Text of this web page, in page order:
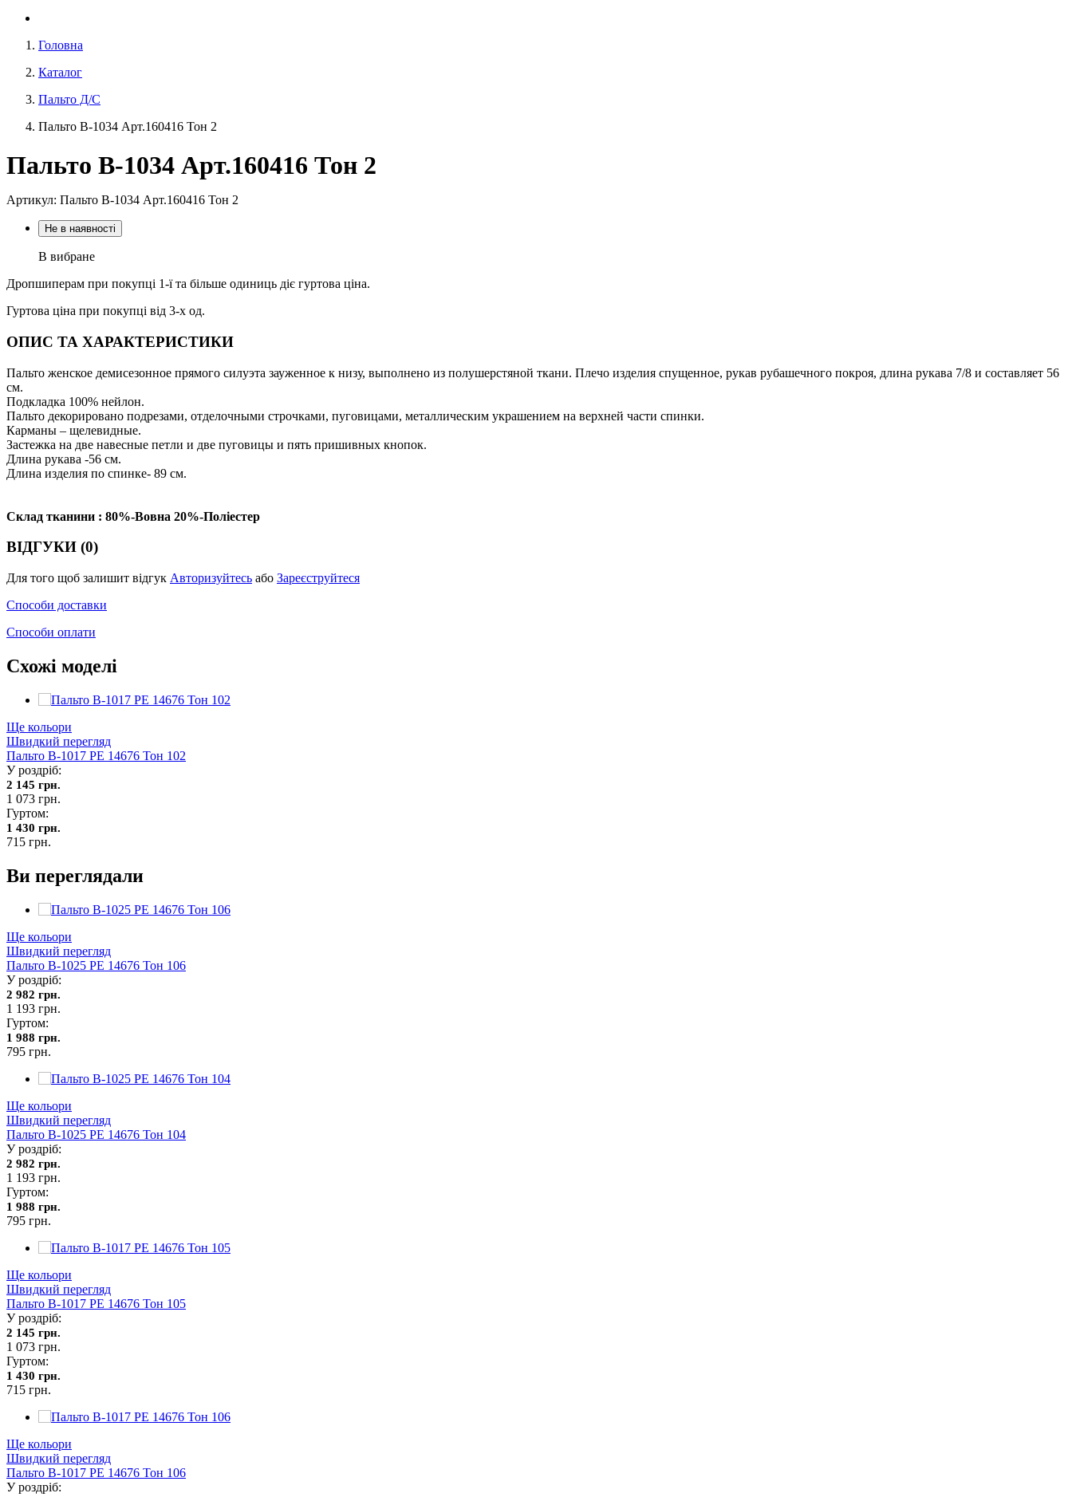
Головна
Каталог
Пальто Д/С
Пальто В-1034 Aрт.160416 Тон 2
Пальто В-1034 Aрт.160416 Тон 2
Артикул: Пальто В-1034 Aрт.160416 Тон 2
Не в наявності
В вибране
Дропшиперам при покупці 1-ї та більше одиниць діє гуртова ціна.
Гуртова ціна при покупці від 3-х од.
ОПИС ТА ХАРАКТЕРИСТИКИ
Пальто женское демисезонное прямого силуэта зауженное к низу, выполнено из полушерстяной ткани. Плечо изделия спущенное, рукав рубашечного покроя, длина рукава 7/8 и составляет 56
см.
Подкладка 100% нейлон.
Пальто декорировано подрезами, отделочными строчками, пуговицами, металлическим украшением на верхней части спинки.
Карманы – щелевидные.
Застежка на две навесные петли и две пуговицы и пять пришивных кнопок.
Длина рукава -56 см.
Длина изделия по спинке- 89 см.
Склад тканини : 80%-Вовна 20%-Поліестер
ВІДГУКИ (0)
Для того щоб залишит відгук Авторизуйтесь або Зареєструйтеся
Способи доставки
Способи оплати
Схожі моделі
Ще кольори
Швидкий перегляд
Пальто В-1017 PE 14676 Тон 102
У роздріб:
2 145 грн.
1 073 грн.
Гуртом:
1 430 грн.
715 грн.
Ви переглядали
Ще кольори
Швидкий перегляд
Пальто В-1025 PE 14676 Тон 106
У роздріб:
2 982 грн.
1 193 грн.
Гуртом:
1 988 грн.
795 грн.
Ще кольори
Швидкий перегляд
Пальто В-1025 PE 14676 Тон 104
У роздріб:
2 982 грн.
1 193 грн.
Гуртом:
1 988 грн.
795 грн.
Ще кольори
Швидкий перегляд
Пальто В-1017 PE 14676 Тон 105
У роздріб:
2 145 грн.
1 073 грн.
Гуртом:
1 430 грн.
715 грн.
Ще кольори
Швидкий перегляд
Пальто В-1017 PE 14676 Тон 106
У роздріб: